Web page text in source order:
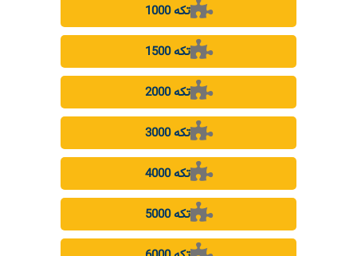
1000 تکه
1500 تکه
2000 تکه
3000 تکه
4000 تکه
5000 تکه